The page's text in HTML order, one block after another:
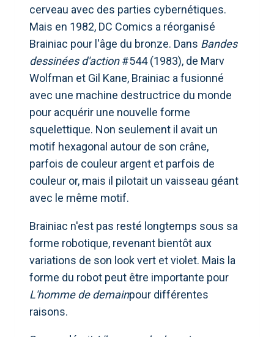
cerveau avec des parties cybernétiques.
Mais en 1982, DC Comics a réorganisé
Brainiac pour l'âge du bronze. Dans Bandes
dessinées d'action#544 (1983), de Marv
Wolfman et Gil Kane, Brainiac a fusionné
avec une machine destructrice du monde
pour acquérir une nouvelle forme
squelettique. Non seulement il avait un
motif hexagonal autour de son crâne,
parfois de couleur argent et parfois de
couleur or, mais il pilotait un vaisseau géant
avec le même motif.
Brainiac n'est pas resté longtemps sous sa
forme robotique, revenant bientôt aux
variations de son look vert et violet. Mais la
forme du robot peut être importante pour
L'homme de demainpour différentes
raisons.